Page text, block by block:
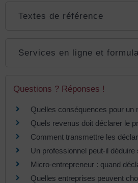
Textes de référence
Services en ligne et
Questions ? Réponses !
Quelles conséquences pour un
Quels revenus doit déclarer le
Comment transmettre les
Un professionnel peut-il
Micro-entrepreneur : quand
Quelles entreprises peuvent